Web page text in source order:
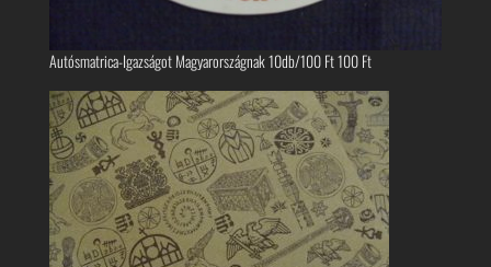
Autósmatrica-Igazságot Magyarországnak 10db/100 Ft100Ft